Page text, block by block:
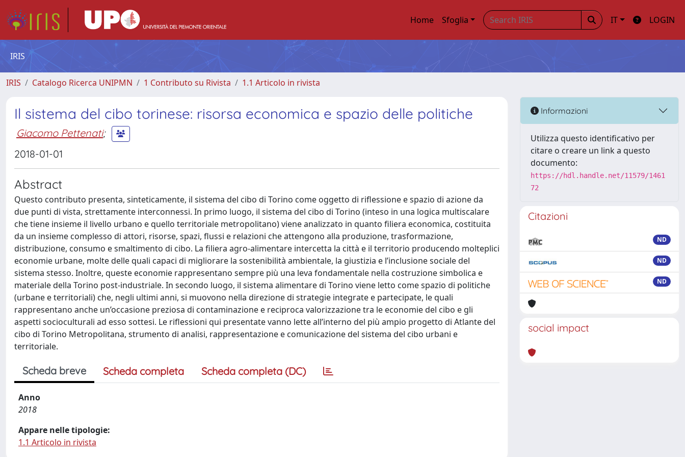
Home Sfoglia IT LOGIN
IRIS
IRIS Catalogo Ricerca UNIPMN 1 Contributo su Rivista 1.1 Articolo in rivista
Il sistema del cibo torinese: risorsa economica e spazio delle politiche
Giacomo Pettenati;
2018-01-01
Abstract
Questo contributo presenta, sinteticamente, il sistema del cibo di Torino come oggetto di riflessione e spazio di azione da
due punti di vista, strettamente interconnessi. In primo luogo, il sistema del cibo di Torino (inteso in una logica multiscalare
che tiene insieme il livello urbano e quello territoriale metropolitano) viene analizzato in quanto filiera economica, costituita
da un insieme complesso di attori, risorse, spazi, flussi e relazioni che attengono alla produzione, trasformazione,
distribuzione, consumo e smaltimento di cibo. La filiera agro-alimentare intercetta la città e il territorio producendo molteplici
economie urbane, molte delle quali capaci di migliorare la sostenibilità ambientale, la giustizia e l’inclusione sociale del
sistema stesso. Inoltre, queste economie rappresentano sempre più una leva fondamentale nella costruzione simbolica e
materiale della Torino post-industriale. In secondo luogo, il sistema alimentare di Torino viene letto come spazio di politiche
(urbane e territoriali) che, negli ultimi anni, si muovono nella direzione di strategie integrate e partecipate, le quali
rappresentano anche un’occasione preziosa di contaminazione e reciproca valorizzazione tra le economie del cibo e gli
aspetti socioculturali ad esso sottesi. Le riflessioni qui presentate vanno lette all’interno del più ampio progetto di Atlante del
cibo di Torino Metropolitana, strumento di analisi, rappresentazione e comunicazione del sistema del cibo urbani e
territoriale.
Scheda breve Scheda completa Scheda completa (DC)
Anno
2018
Appare nelle tipologie:
1.1 Articolo in rivista
Informazioni
Utilizza questo identificativo per
citare o creare un link a questo
documento:
https://hdl.handle.net/11579/1461
72
Citazioni
ND
ND
ND
social impact